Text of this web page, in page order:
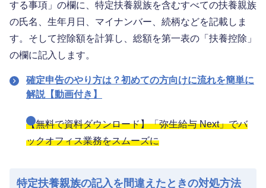
する事項」の欄に、特定扶養親族を含むすべての扶養親族
の氏名、生年月日、マイナンバー、続柄などを記載しま
す。そして控除額を計算し、総額を第一表の「扶養控除」
の欄に記入します。
確定申告のやり方は？初めての方向けに流れを簡単に
解説【動画付き】
【無料で資料ダウンロード】「弥生給与 Next」でバ
ックオフィス業務をスムーズに
特定扶養親族の記入を間違えたときの対処方法